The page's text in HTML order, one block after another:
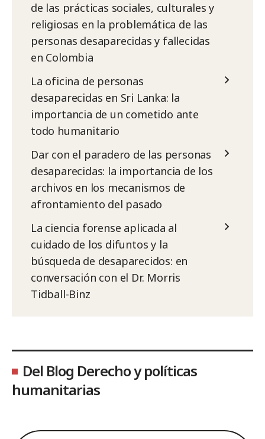
de las prácticas sociales, culturales y
religiosas en la problemática de las
personas desaparecidas y fallecidas
en Colombia
La oficina de personas
desaparecidas en Sri Lanka: la
importancia de un cometido ante
todo humanitario
Dar con el paradero de las personas
desaparecidas: la importancia de los
archivos en los mecanismos de
afrontamiento del pasado
La ciencia forense aplicada al
cuidado de los difuntos y la
búsqueda de desaparecidos: en
conversación con el Dr. Morris
Tidball-Binz
Del Blog Derecho y políticas
humanitarias